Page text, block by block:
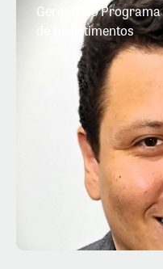
Gerente do Programa
de Investimentos